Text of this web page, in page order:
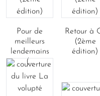
Pour de
meilleurs
lendemains
(...
Retour à
(2ème
édition)